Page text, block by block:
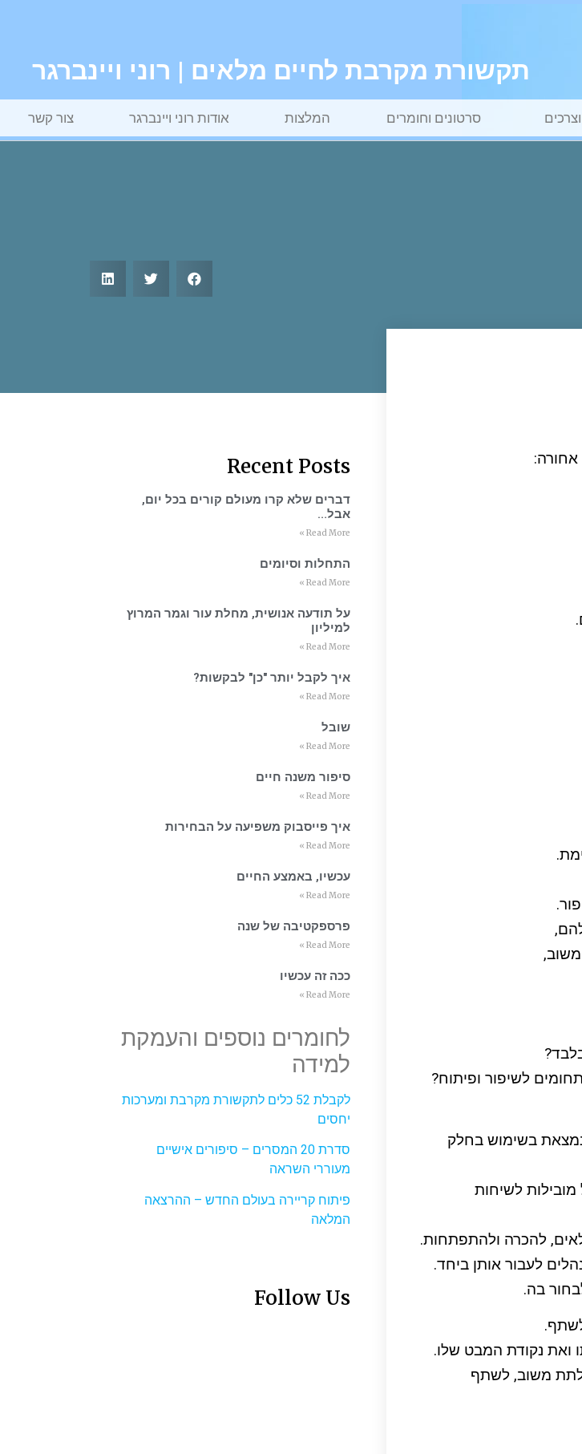
תקשורת מקרבת לחיים מלאים | רוני ויינברגר
סרטונים וחומרים המלצות אודות רוני ויינברגר צור קשר
לשיפור ופיתוח?
בשימוש בחלק
לשיחות
להכרה ולהתפתחות.
לעבור אותן ביחד.
בה.
ואת נקודת המבט שלו.
משוב, לשתף
Recent Posts
דברים שלא קרו מעולם קורים בכל יום,
אבל…
Read More »
התחלות וסיומים
Read More »
על תודעה אנושית, מחלת עור וגמר המרוץ
למיליון
Read More »
איך לקבל יותר "כן" לבקשות?
Read More »
שובל
Read More »
סיפור משנה חיים
Read More »
איך פייסבוק משפיעה על הבחירות
Read More »
עכשיו, באמצע החיים
Read More »
פרספקטיבה של שנה
Read More »
ככה זה עכשיו
Read More »
לחומרים נוספים והעמקת
למידה
לקבלת 52 כלים לתקשורת מקרבת ומערכות
יחסים
סדרת 20 המסרים – סיפורים אישיים
מעוררי השראה
פיתוח קריירה בעולם החדש – ההרצאה
המלאה
Follow Us